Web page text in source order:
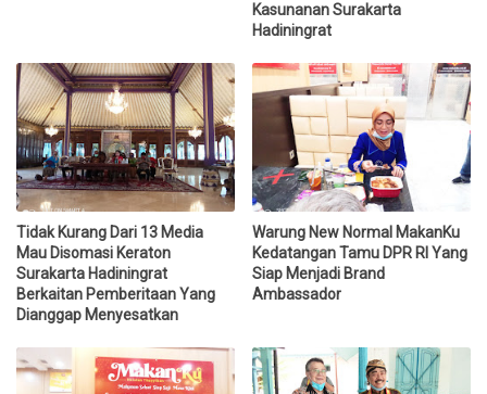
Kasunanan Surakarta
Hadiningrat
Tidak Kurang Dari 13 Media
Mau Disomasi Keraton
Surakarta Hadiningrat
Berkaitan Pemberitaan Yang
Dianggap Menyesatkan
Warung New Normal MakanKu
Kedatangan Tamu DPR RI Yang
Siap Menjadi Brand
Ambassador